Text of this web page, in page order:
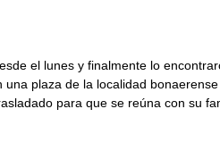
el lunes y finalmente lo
plaza de la localidad
para que se reúna con su